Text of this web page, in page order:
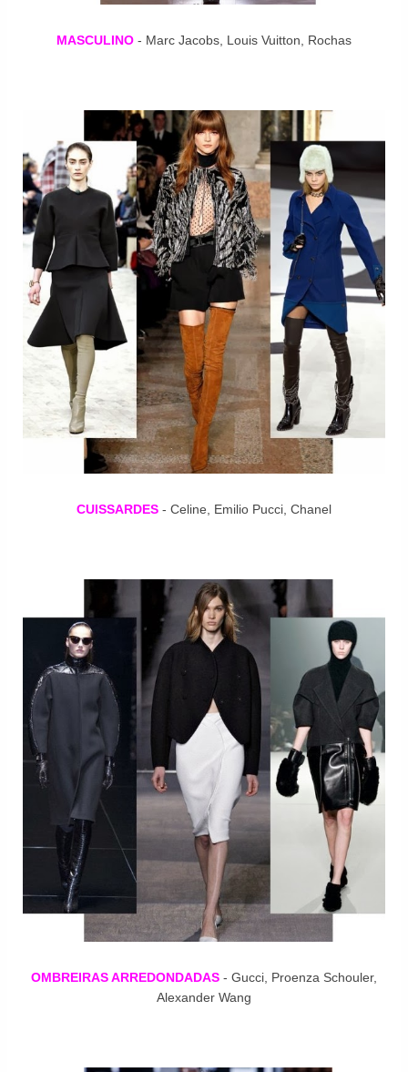
MASCULINO - Marc Jacobs, Louis Vuitton, Rochas
CUISSARDES - Celine, Emilio Pucci, Chanel
OMBREIRAS ARREDONDADAS - Gucci, Proenza Schouler,
Alexander Wang